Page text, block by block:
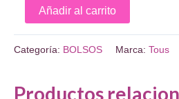
Bolso
de
hombro
topo
Añadir al carrito
Categoría: BOLSOS Marca: Tous
Productos
AGOTADO